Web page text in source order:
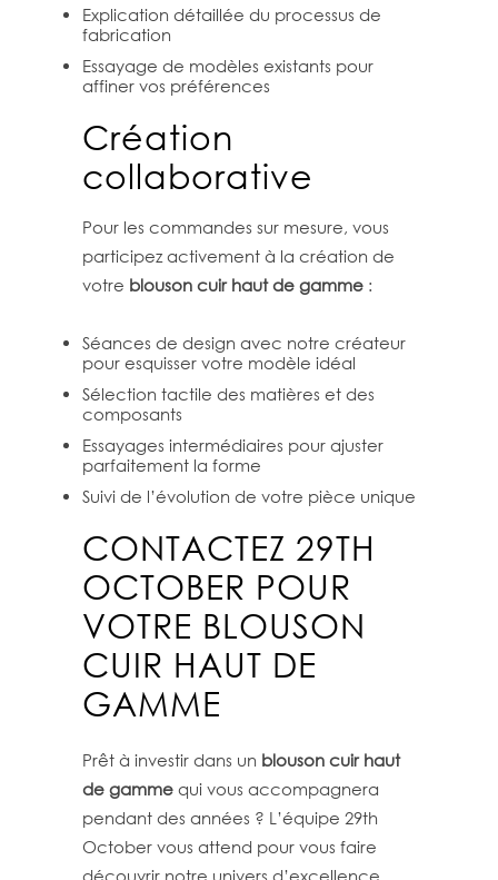
Explication détaillée du processus de
fabrication
Essayage de modèles existants pour
affiner vos préférences
Création
collaborative
Pour les commandes sur mesure, vous
participez activement à la création de
votre blouson cuir haut de gamme :
Séances de design avec notre créateur
pour esquisser votre modèle idéal
Sélection tactile des matières et des
composants
Essayages intermédiaires pour ajuster
parfaitement la forme
Suivi de l’évolution de votre pièce unique
CONTACTEZ 29TH
OCTOBER POUR
VOTRE BLOUSON
CUIR HAUT DE
GAMME
Prêt à investir dans un blouson cuir haut
de gamme qui vous accompagnera
pendant des années ? L’équipe 29th
October vous attend pour vous faire
découvrir notre univers d’excellence